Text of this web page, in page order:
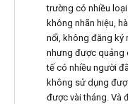
trường có nhiều
không nhãn hiệu,
nổi, không đăng ký
nhưng được quảng
tế có nhiều người
không sử dụng
được vài tháng. Và